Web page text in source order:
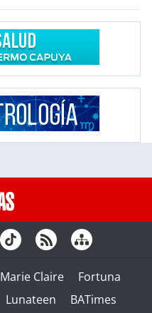
Marie Claire
Fortuna
Lunateen BATimes